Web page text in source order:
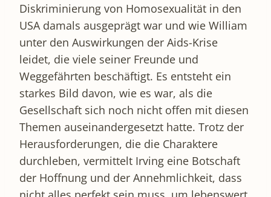
Diskriminierung von Homosexualität in den
USA damals ausgeprägt war und wie William
unter den Auswirkungen der Aids-Krise
leidet, die viele seiner Freunde und
Weggefährten beschäftigt. Es entsteht ein
starkes Bild davon, wie es war, als die
Gesellschaft sich noch nicht offen mit diesen
Themen auseinandergesetzt hatte. Trotz der
Herausforderungen, die die Charaktere
durchleben, vermittelt Irving eine Botschaft
der Hoffnung und der Annehmlichkeit, dass